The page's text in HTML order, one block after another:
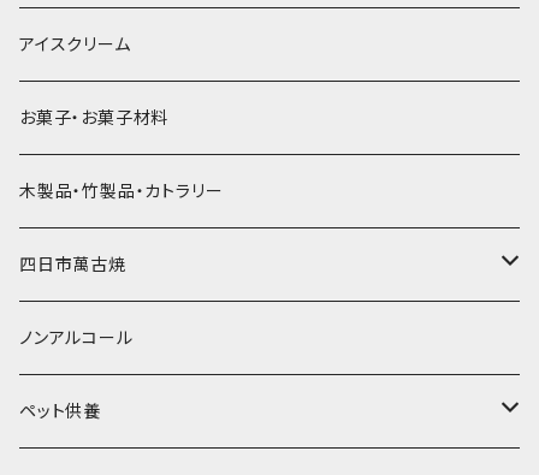
氷アイテム
無添加瓶シロップ
発泡スチロールプリント柄
プラスチック・スプーン
プラスチック・スプーンストロー
コンデンスミルク・練乳・あんこ
かき氷セット
その他かき氷用品
ドライアイス8ｋｇ
ドライアイス10ｋｇ
ドライアイス15ｋｇ
ドライアイス20ｋｇ
ドライアイス25ｋｇ
タンブラー
かき氷器
パスタ・スパゲッティ
惣菜
アイスクリーム
お菓子・お菓子材料
木製品・竹製品・カトラリー
四日市萬古焼
土鍋・土釜
一般土鍋
皿・椀・丼・小物
ノンアルコール
ペット供養